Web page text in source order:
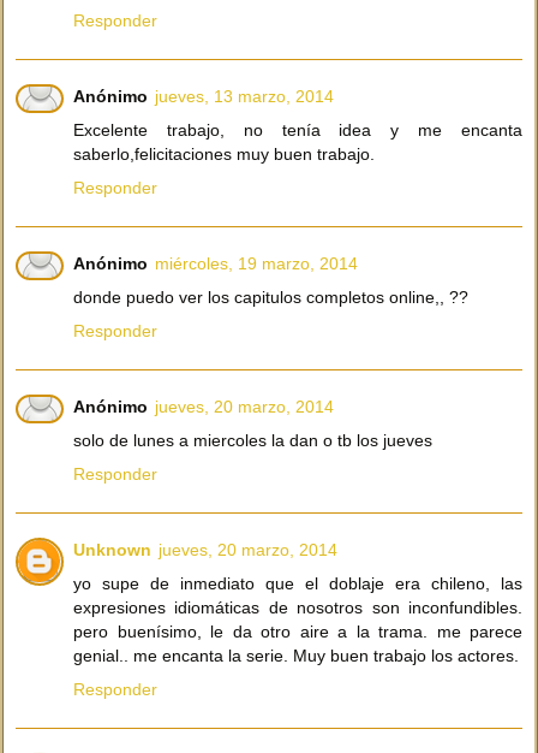
Responder
Anónimo jueves, 13 marzo, 2014
Excelente trabajo, no tenía idea y me encanta
saberlo,felicitaciones muy buen trabajo.
Responder
Anónimo miércoles, 19 marzo, 2014
donde puedo ver los capitulos completos online,, ??
Responder
Anónimo jueves, 20 marzo, 2014
solo de lunes a miercoles la dan o tb los jueves
Responder
Unknown jueves, 20 marzo, 2014
yo supe de inmediato que el doblaje era chileno, las
expresiones idiomáticas de nosotros son inconfundibles.
pero buenísimo, le da otro aire a la trama. me parece
genial.. me encanta la serie. Muy buen trabajo los actores.
Responder